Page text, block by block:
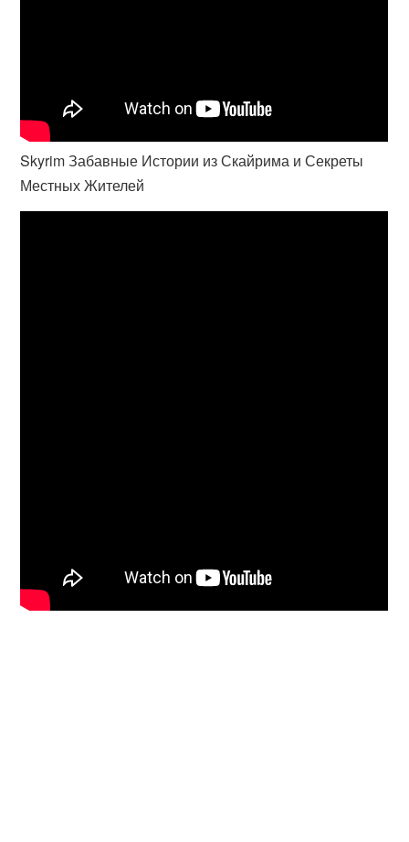
Skyrim Забавные Истории из Скайрима и Секреты
Местных Жителей